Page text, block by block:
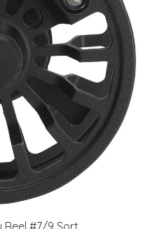
Reel #7/9 Sort